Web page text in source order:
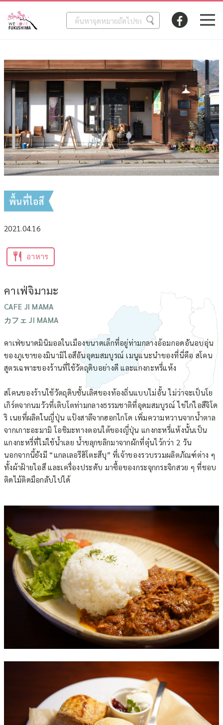
พื้นที่ไอสึ
2021.04.16
อาหาร
คาเฟ่จิมามะ
CAFE JI MAMA
カフェ JI MAMA
คาเฟ่ขนาดมินิมอลในเมืองขนาดเล็กที่อยู่ท่ามกลางอ้อมกอดอันอบอุ่น
ของภูเขาของมินามิไอสึอันอุดมสมบูรณ์ เมนูแนะนำของที่นี่คือ สโคน
สูตรเฉพาะของร้านที่ใช้วัตถุดิบอย่างดี และแกงกะหรี่แห้ง
สโคนของร้านใช้วัตถุดิบชั้นเลิศของท้องถิ่นแบบไม่อั้น ไม่ว่าจะเป็นโย
เกิร์ตจากนมวัวที่เติบโตท่ามกลางธรรมชาติที่อุดมสมบูรณ์ ไข่ไก่ไอสึจิโด
ริ เนยที่ผลิตในญี่ปุ่น แป้งสาลีจากฮอกไกโด เพิ่มความหวานจากน้ำตาล
จากเกาะอะมามิ โอชิมะทางตอนใต้ของญี่ปุ่น แกงกะหรี่แห้งนั้นเป็น
แกงกะหรี่ที่ไม่ใช้น้ำเลย น้ำขลุกขลิกมาจากผักที่ตุ๋นไว้กว่า 2 วัน
นอกจากนี้ยังมี “แกลเลอรีฮิโตะสึบุ” ที่เจ้าของรวบรวมผลิตภัณฑ์ต่าง ๆ
ทั้งผ้าฝ้ายไอสึ และเครื่องประดับ มาซื้อของกระจุกกระจิกสวย ๆ ที่ชอบ
ติดไม้ติดมือกลับไปได้